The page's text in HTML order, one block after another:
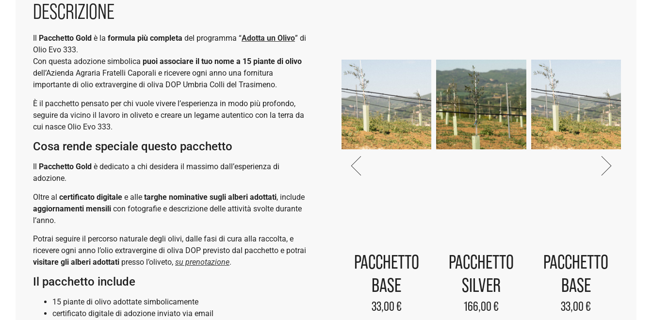
DESCRIZIONE
Pacchetto Gold è la formula più completa del programma “Adotta un Olivo” di
Olio Evo 333.
Con questa adozione simbolica puoi associare il tuo nome a 15 piante di olivo
dell’Azienda Agraria Fratelli Caporali e ricevere ogni anno una fornitura
importante di olio extravergine di oliva DOP Umbria Colli del Trasimeno.
È il pacchetto pensato per chi vuole vivere l’esperienza in modo più profondo,
seguire da vicino il lavoro in oliveto e creare un legame autentico con la terra da
cui nasce Olio Evo 333.
Cosa rende speciale questo pacchetto
Pacchetto Gold è dedicato a chi desidera il massimo dall’esperienza di
adozione.
Oltre al certificato digitale e alle targhe nominative sugli alberi adottati, include
aggiornamenti mensili con fotografie e descrizione delle attività svolte durante
l’anno.
Potrai seguire il percorso naturale degli olivi, dalle fasi di cura alla raccolta, e
ricevere ogni anno l’olio extravergine di oliva DOP previsto dal pacchetto e potrai
visitare gli alberi adottati presso l’oliveto, su prenotazione.
Il pacchetto include
15 piante di olivo adottate simbolicamente
certificato digitale di adozione inviato via email
PACCHETTO
SILVER
166,00€
PACCHETTO
33,00
PACCHETTO
PACCHETTO
BASE
33,00€
PACCHETTO
SILVER
166,00€
PACCHETTO
BASE
33,00€